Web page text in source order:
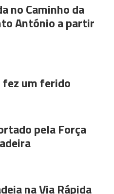
no Caminho da
António a partir
fez um ferido
pela Força
na Via Rápida